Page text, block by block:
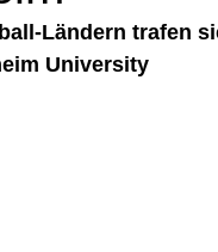
Ländern trafen
University